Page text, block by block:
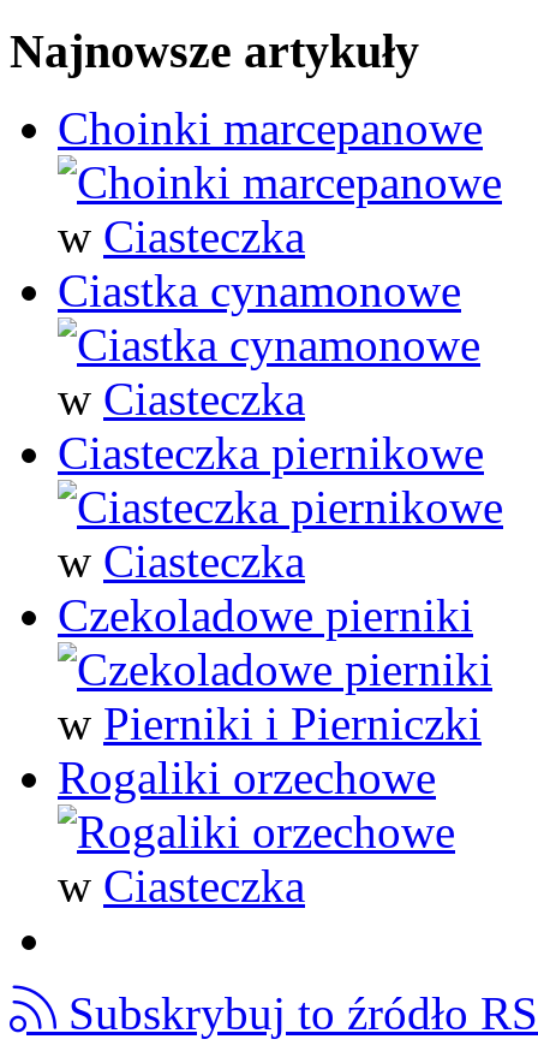
Najnowsze artykuły
Choinki marcepanowe
w Ciasteczka
Ciastka cynamonowe
w Ciasteczka
Ciasteczka piernikowe
w Ciasteczka
Czekoladowe pierniki
w Pierniki i Pierniczki
Rogaliki orzechowe
w Ciasteczka
Subskrybuj to źródło